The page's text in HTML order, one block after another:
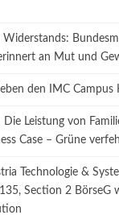
Widerstands:
an Mut und
den IMC Campus
Leistung von
Case – Grüne
Technologie &
Section 2 BörseG